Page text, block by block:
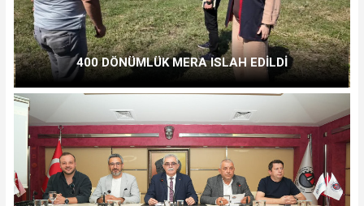
400 DÖNÜMLÜK MERA ISLAH EDİLDİ